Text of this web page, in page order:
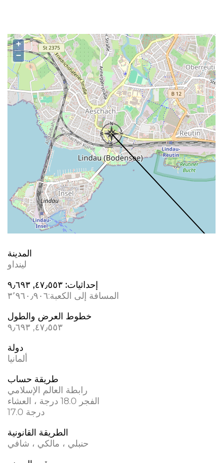
+
−
المدينة
لينداو
إحداثيات: ٤٧٫٥٥٣, ٩٫٦٩٣
المسافة إلى الكعبة:٣٬٩٦٠٫٩٠٦
خطوط العرض والطول
٤٧٫٥٥٣, ٩٫٦٩٣
دولة
ألمانيا
طريقة حساب
رابطة العالم الإسلامي
الفجر 18.0 درجة ، العشاء
17.0 درجة
الطريقة القانونية
حنبلي ، مالكي ، شافي